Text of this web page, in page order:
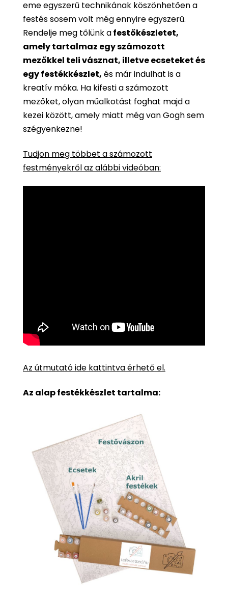
eme egyszerű technikának köszönhetően a
festés sosem volt még ennyire egyszerű.
Rendelje meg tőlünk afestőkészletet,
amely tartalmaz egy számozott
mezőkkel teli vásznat, illetve ecseteket és
egy festékkészlet, és már indulhat is a
kreatív móka. Ha kifesti a számozott
mezőket, olyan műalkotást foghat majd a
kezei között, amely miatt még van Gogh sem
szégyenkezne!
Tudjon meg többet a számozott
festményekről az alábbi videóban:
Az útmutató ide kattintva érhető el.
Az alap festékkészlet tartalma: